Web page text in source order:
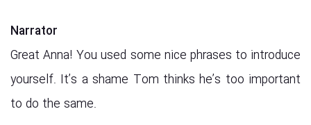
Narrator
Great Anna! You used some nice phrases to introduce
yourself. It’s a shame Tom thinks he’s too important
to do the same.